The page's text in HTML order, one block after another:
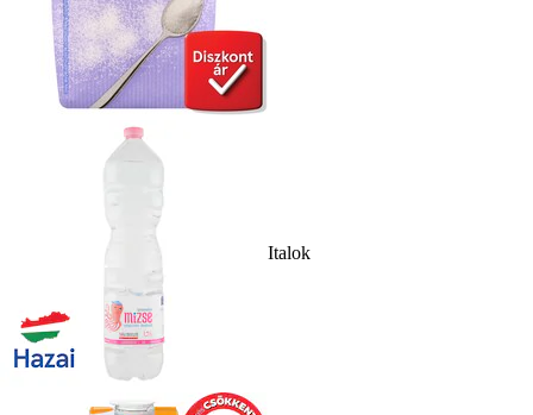
Italok